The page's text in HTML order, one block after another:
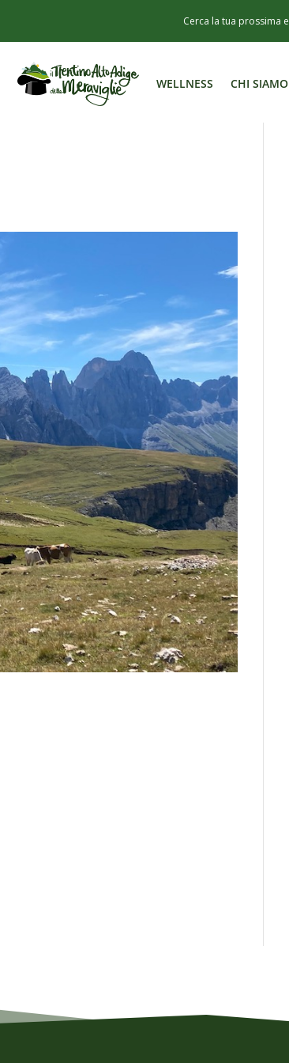
WELLNESS CHI SIAMO